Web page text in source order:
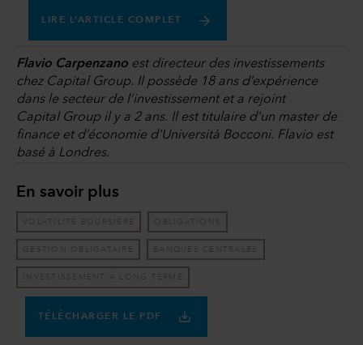
LIRE L’ARTICLE COMPLET
Flavio Carpenzano est directeur des investissements
chez Capital Group. Il possède 18 ans d’expérience
dans le secteur de l’investissement et a rejoint
Capital Group il y a 2 ans. Il est titulaire d’un master de
finance et d’économie d’Università Bocconi. Flavio est
basé à Londres.
En savoir plus
VOLATILITÉ BOURSIÈRE OBLIGATIONS
GESTION OBLIGATAIRE BANQUES CENTRALES
INVESTISSEMENT À LONG TERME
TÉLÉCHARGER LE PDF